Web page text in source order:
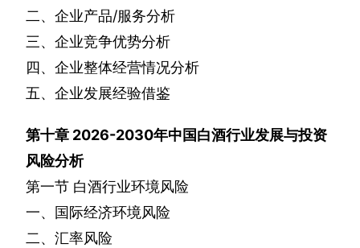
二、企业产品/服务分析
三、企业竞争优势分析
四、企业整体经营情况分析
五、企业发展经验借鉴
第十章 2026-2030年中国白酒行业发展与投资
风险分析
第一节 白酒行业环境风险
一、国际经济环境风险
二、汇率风险